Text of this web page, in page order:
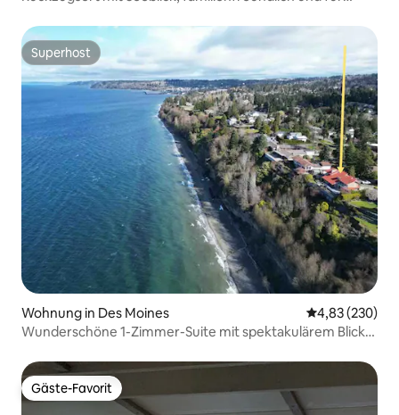
Superhost
Superhost
Wohnung in Des Moines
4,83 (230)
Wunderschöne 1-Zimmer-Suite mit spektakulärem Blick
Gäste-Favorit
Gäste-Favorit